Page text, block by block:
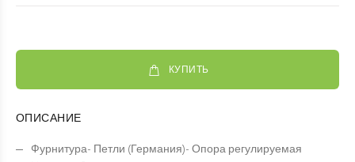
КУПИТЬ
ОПИСАНИЕ
Фурнитура- Петли (Германия)- Опора регулируемая